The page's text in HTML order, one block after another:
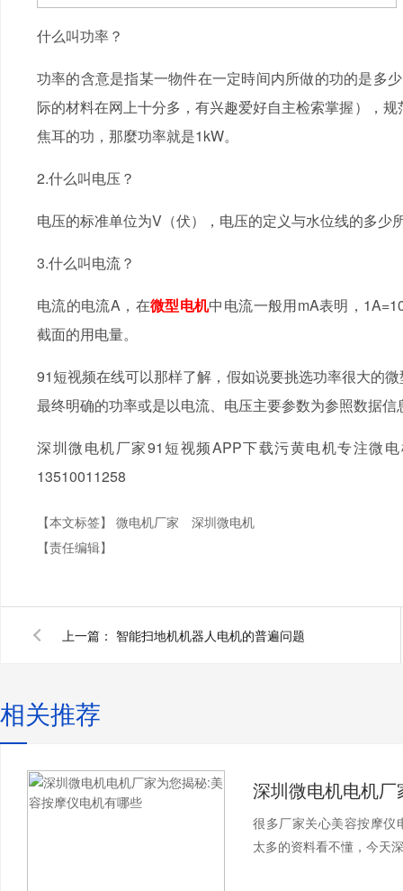
什么叫功率？
功率的含意是指某一物件在一定時间内所做的功的是多
际的材料在网上十分多，有兴趣爱好自主检索掌握），
焦耳的功，那麼功率就是1kW。
2.什么叫电压？
电压的标准单位为V（伏），电压的定义与水位线的多少
3.什么叫电流？
电流的电流A，在微型电机中电流一般用mA表明，
截面的用电量。
91短视频在线可以那样了解，假如说要挑选功率很大的
最终明确的功率或是以电流、电压主要参数为参照数据信
深圳微电机厂家91短视频APP下载污黄电机专注微
13510011258
【本文标签】 微电机厂家
深圳微电机
【责任编辑】
上一篇： 智能扫地机机器人电机的普遍问题
相关推荐
很多厂家关心美容按摩仪
太多的资料看不懂，今天